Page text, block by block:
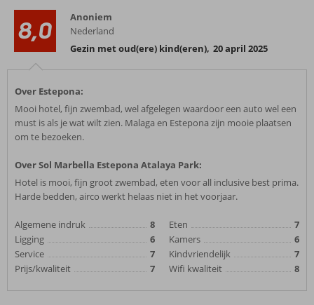
8,0
Anoniem
Nederland
Gezin met oud(ere) kind(eren), 20 april 2025
Over Estepona:
Mooi hotel, fijn zwembad, wel afgelegen waardoor een auto wel een
must is als je wat wilt zien. Malaga en Estepona zijn mooie plaatsen
om te bezoeken.
Over Sol Marbella Estepona Atalaya Park:
Hotel is mooi, fijn groot zwembad, eten voor all inclusive best prima.
Harde bedden, airco werkt helaas niet in het voorjaar.
Algemene indruk
8
Ligging
6
Service
7
Prijs/kwaliteit
7
Eten
7
Kamers
6
Kindvriendelijk
7
Wifi kwaliteit
8